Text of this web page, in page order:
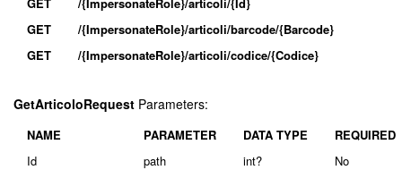
GET
/{ImpersonateRole}/articoli/barcode/{Barcode}
GET
/{ImpersonateRole}/articoli/codice/{Codice}
GetArticoloRequest Parameters:
NAME PARAMETER DATA TYPE
REQUIRED
Id
path int?
No